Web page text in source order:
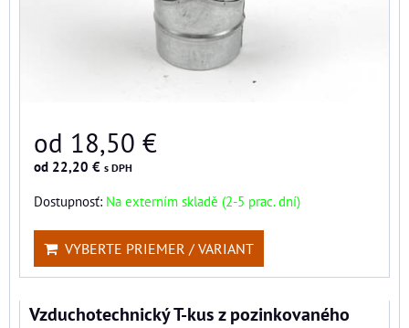
od 18,50 €
od 22,20 € s DPH
Dostupnosť: Na externím skladě (2-5 prac. dní)
VYBERTE PRIEMER / VARIANT
Vzduchotechnický T-kus z pozinkovaného